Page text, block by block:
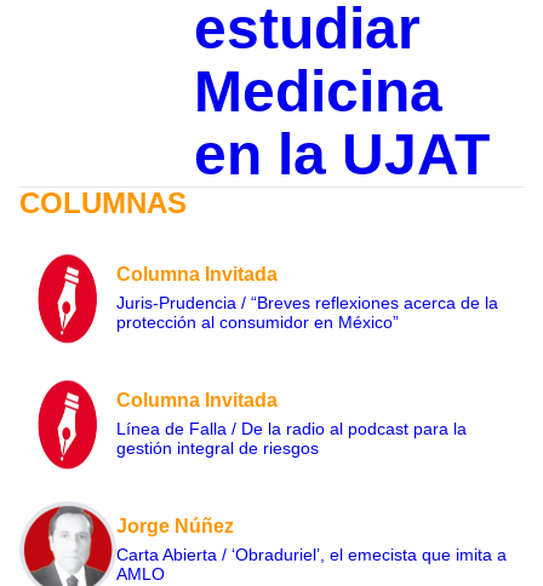
estudiar
Medicina
en la UJAT
COLUMNAS
Columna Invitada
Juris-Prudencia / “Breves reflexiones acerca de la
protección al consumidor en México”
Columna Invitada
Línea de Falla / De la radio al podcast para la
gestión integral de riesgos
Jorge Núñez
Carta Abierta / ‘Obraduriel’, el emecista que imita a
AMLO